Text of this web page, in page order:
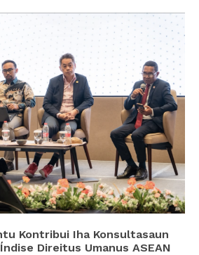
Kontribui Iha Konsultasaun
Direitus Umanus ASEAN